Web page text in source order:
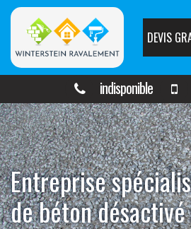
DEVIS
indisponible
Entreprise
de béton